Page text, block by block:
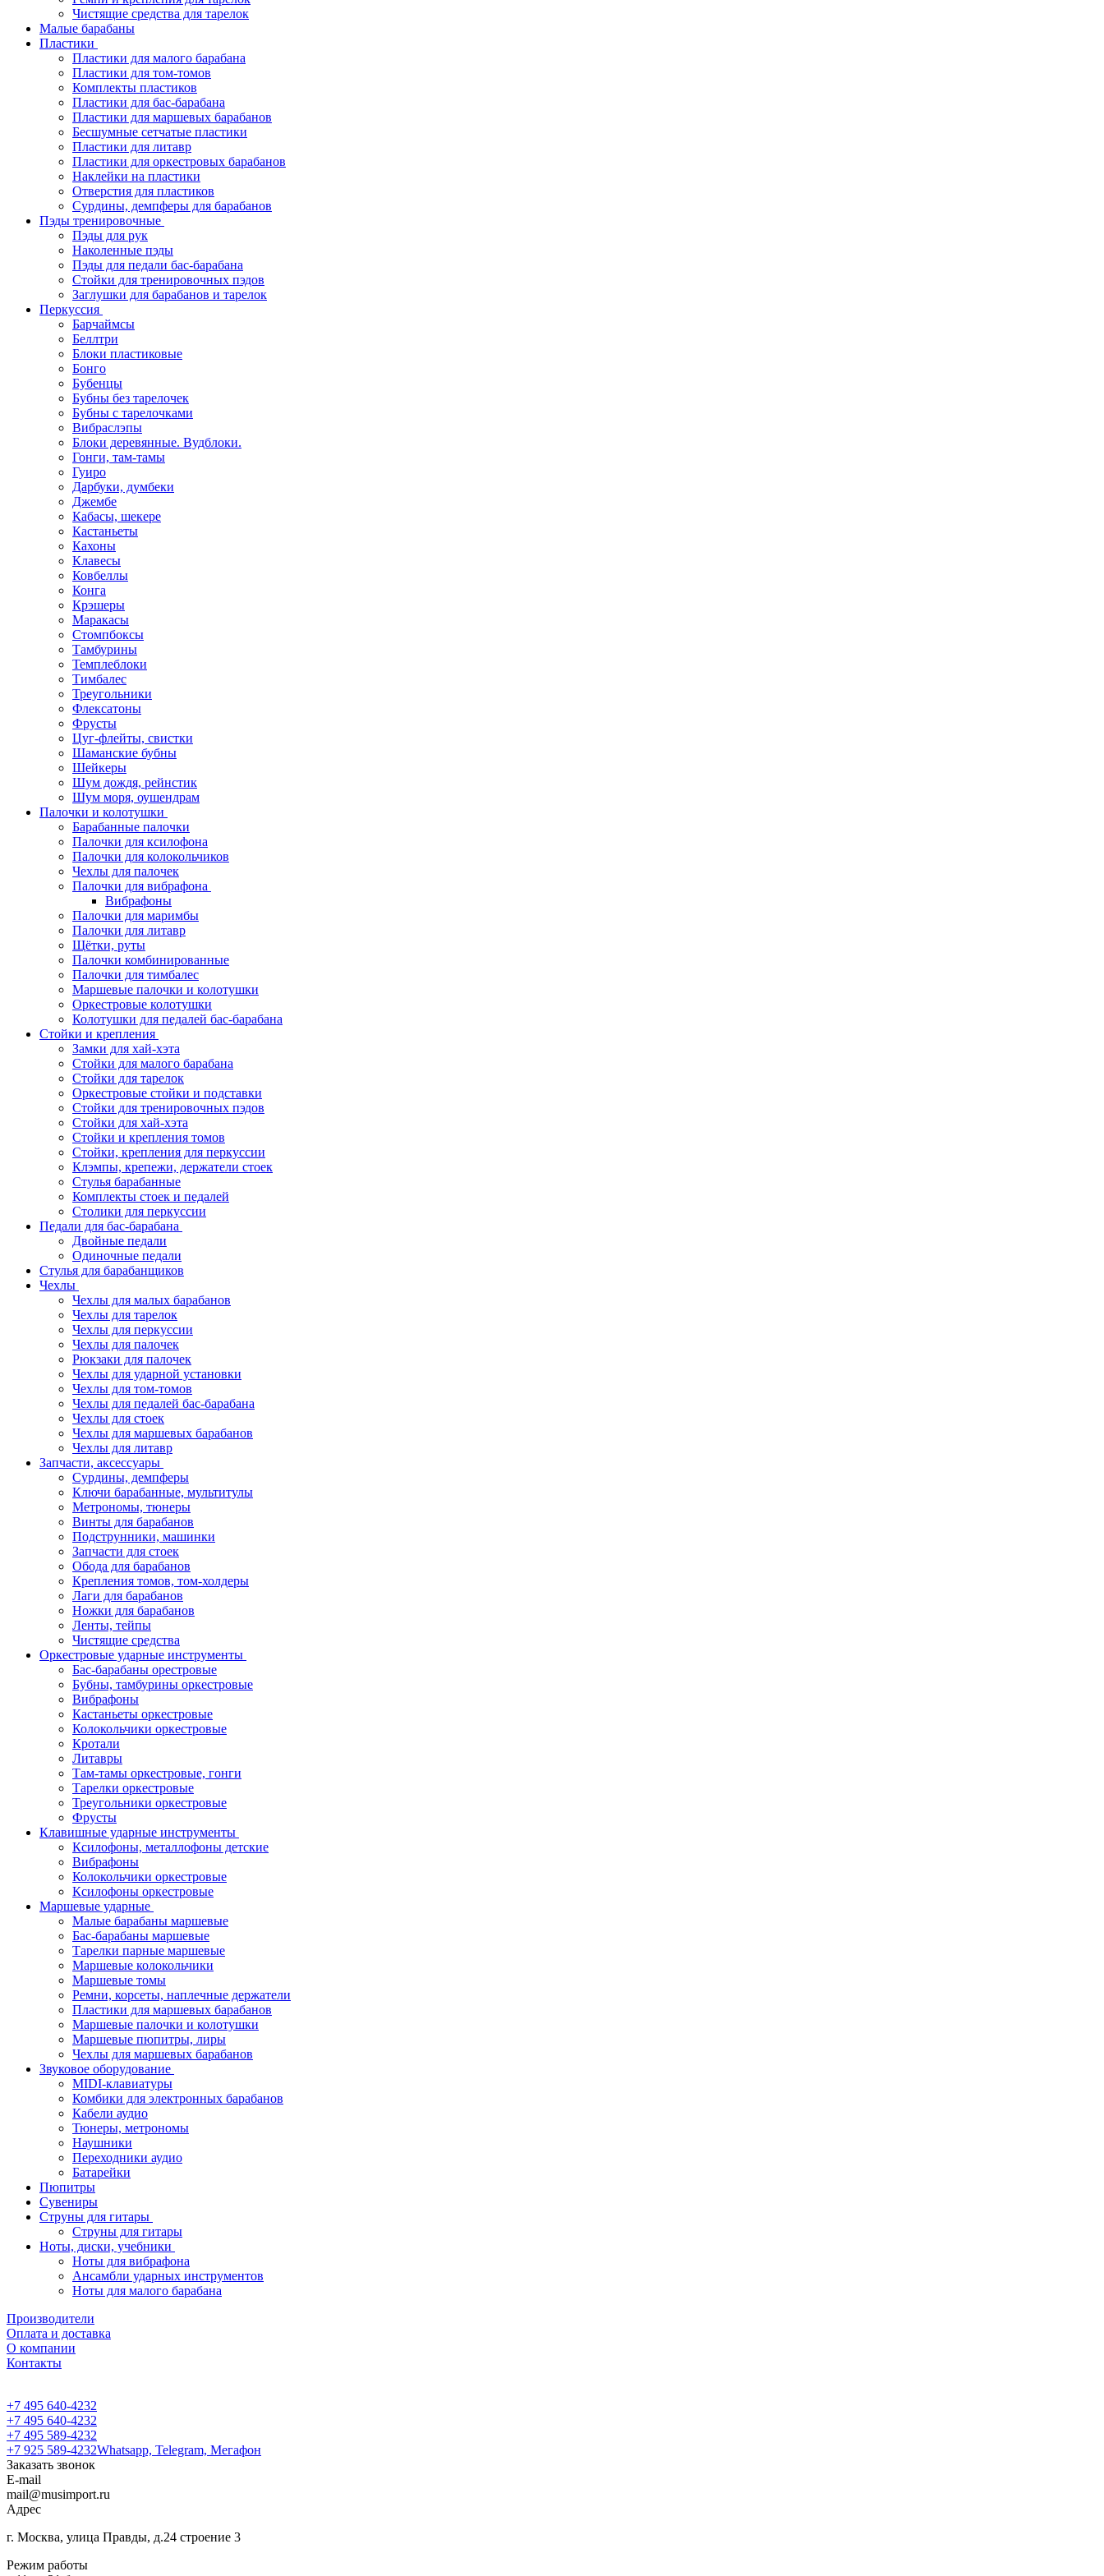
Чистящие средства для тарелок
Малые барабаны
Пластики
Пластики для малого барабана
Пластики для том-томов
Комплекты пластиков
Пластики для бас-барабана
Пластики для маршевых барабанов
Бесшумные сетчатые пластики
Пластики для литавр
Пластики для оркестровых барабанов
Наклейки на пластики
Отверстия для пластиков
Сурдины, демпферы для барабанов
Пэды тренировочные
Пэды для рук
Наколенные пэды
Пэды для педали бас-барабана
Стойки для тренировочных пэдов
Заглушки для барабанов и тарелок
Перкуссия
Барчаймсы
Беллтри
Блоки пластиковые
Бонго
Бубенцы
Бубны без тарелочек
Бубны с тарелочками
Вибраслэпы
Блоки деревянные. Вудблоки.
Гонги, там-тамы
Гуиро
Дарбуки, думбеки
Джембе
Кабасы, шекере
Кастаньеты
Кахоны
Клавесы
Ковбеллы
Конга
Крэшеры
Маракасы
Стомпбоксы
Тамбурины
Темплеблоки
Тимбалес
Треугольники
Флексатоны
Фрусты
Цуг-флейты, свистки
Шаманские бубны
Шейкеры
Шум дождя, рейнстик
Шум моря, оушендрам
Палочки и колотушки
Барабанные палочки
Палочки для ксилофона
Палочки для колокольчиков
Чехлы для палочек
Палочки для вибрафона
Вибрафоны
Палочки для маримбы
Палочки для литавр
Щётки, руты
Палочки комбинированные
Палочки для тимбалес
Маршевые палочки и колотушки
Оркестровые колотушки
Колотушки для педалей бас-барабана
Стойки и крепления
Замки для хай-хэта
Стойки для малого барабана
Стойки для тарелок
Оркестровые стойки и подставки
Стойки для тренировочных пэдов
Стойки для хай-хэта
Стойки и крепления томов
Стойки, крепления для перкуссии
Клэмпы, крепежи, держатели стоек
Стулья барабанные
Комплекты стоек и педалей
Столики для перкуссии
Педали для бас-барабана
Двойные педали
Одиночные педали
Стулья для барабанщиков
Чехлы
Чехлы для малых барабанов
Чехлы для тарелок
Чехлы для перкуссии
Чехлы для палочек
Рюкзаки для палочек
Чехлы для ударной установки
Чехлы для том-томов
Чехлы для педалей бас-барабана
Чехлы для стоек
Чехлы для маршевых барабанов
Чехлы для литавр
Запчасти, аксессуары
Сурдины, демпферы
Ключи барабанные, мультитулы
Метрономы, тюнеры
Винты для барабанов
Подструнники, машинки
Запчасти для стоек
Обода для барабанов
Крепления томов, том-холдеры
Лаги для барабанов
Ножки для барабанов
Ленты, тейпы
Чистящие средства
Оркестровые ударные инструменты
Бас-барабаны орестровые
Бубны, тамбурины оркестровые
Вибрафоны
Кастаньеты оркестровые
Колокольчики оркестровые
Кротали
Литавры
Там-тамы оркестровые, гонги
Тарелки оркестровые
Треугольники оркестровые
Фрусты
Клавишные ударные инструменты
Ксилофоны, металлофоны детские
Вибрафоны
Колокольчики оркестровые
Ксилофоны оркестровые
Маршевые ударные
Малые барабаны маршевые
Бас-барабаны маршевые
Тарелки парные маршевые
Маршевые колокольчики
Маршевые томы
Ремни, корсеты, наплечные держатели
Пластики для маршевых барабанов
Маршевые палочки и колотушки
Маршевые пюпитры, лиры
Чехлы для маршевых барабанов
Звуковое оборудование
MIDI-клавиатуры
Комбики для электронных барабанов
Кабели аудио
Тюнеры, метрономы
Наушники
Переходники аудио
Батарейки
Пюпитры
Сувениры
Струны для гитары
Струны для гитары
Ноты, диски, учебники
Ноты для вибрафона
Ансамбли ударных инструментов
Ноты для малого барабана
Производители
Оплата и доставка
О компании
Контакты
+7 495 640-4232
+7 495 640-4232
+7 495 589-4232
+7 925 589-4232Whatsapp, Telegram, Мегафон
Заказать звонок
E-mail
mail@musimport.ru
Адрес
г. Москва, улица Правды, д.24 строение 3
Режим работы